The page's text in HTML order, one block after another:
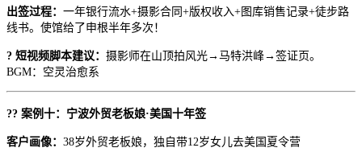
出签过程： 一年银行流水+摄影合同+版权收入+图库销售记录+徒步路
线书。使馆给了申根半年多次！
? 短视频脚本建议： 摄影师在山顶拍风光→马特洪峰→签证页。
BGM：空灵治愈系
?? 案例十：宁波外贸老板娘·美国十年签
客户画像： 38岁外贸老板娘，独自带12岁女儿去美国夏令营